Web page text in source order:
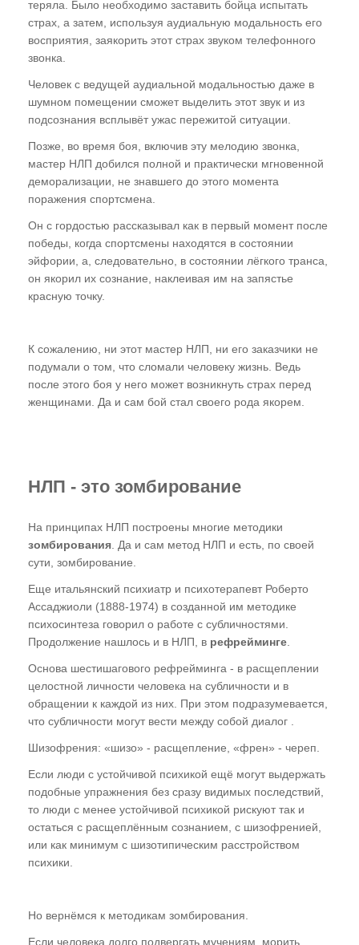
теряла. Было необходимо заставить бойца испытать
страх, а затем, используя аудиальную модальность его
восприятия, заякорить этот страх звуком телефонного
звонка.
Человек с ведущей аудиальной модальностью даже в
шумном помещении сможет выделить этот звук и из
подсознания всплывёт ужас пережитой ситуации.
Позже, во время боя, включив эту мелодию звонка,
мастер НЛП добился полной и практически мгновенной
деморализации, не знавшего до этого момента
поражения спортсмена.
Он с гордостью рассказывал как в первый момент после
победы, когда спортсмены находятся в состоянии
эйфории, а, следовательно, в состоянии лёгкого транса,
он якорил их сознание, наклеивая им на запястье
красную точку.
К сожалению, ни этот мастер НЛП, ни его заказчики не
подумали о том, что сломали человеку жизнь. Ведь
после этого боя у него может возникнуть страх перед
женщинами. Да и сам бой стал своего рода якорем.
НЛП - это зомбирование
На принципах НЛП построены многие методики
зомбирования . Да и сам метод НЛП и есть, по своей
сути, зомбирование.
Еще итальянский психиатр и психотерапевт Роберто
Ассаджиоли (1888-1974) в созданной им методике
психосинтеза говорил о работе с субличностями.
Продолжение нашлось и в НЛП, в рефрейминге
Основа шестишагового рефрейминга - в расщеплении
целостной личности человека на субличности и в
обращении к каждой из них. При этом подразумевается,
что субличности могут вести между собой диалог .
Шизофрения: «шизо» - расщепление, «френ» - череп.
Если люди с устойчивой психикой ещё могут выдержать
подобные упражнения без сразу видимых последствий,
то люди с менее устойчивой психикой рискуют так и
остаться с расщеплённым сознанием, с шизофренией,
или как минимум с шизотипическим расстройством
психики.
Но вернёмся к методикам зомбирования.
Если человека долго подвергать мучениям, морить